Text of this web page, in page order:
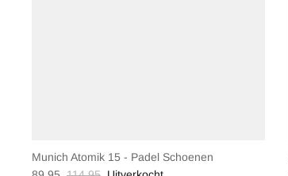
Munich Atomik 15 - Padel Schoenen